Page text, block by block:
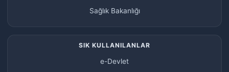
Sağlık Bakanlığı
SIK KULLANILANLAR
e-Devlet